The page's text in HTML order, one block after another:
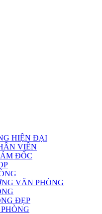
HIỆN ĐẠI
VIÊN
ĐỐC
VĂN PHÒNG
ĐẸP